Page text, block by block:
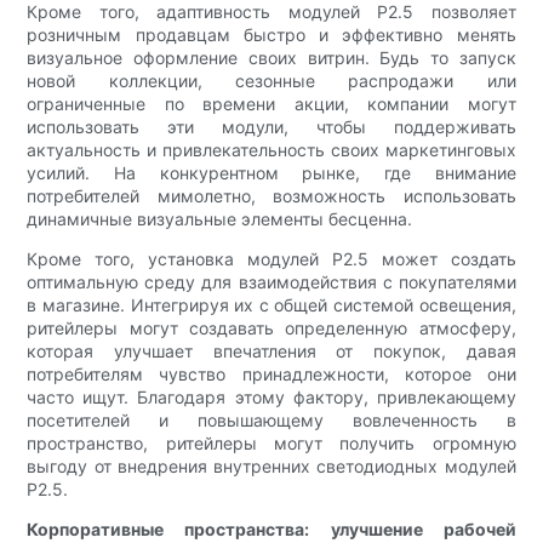
Кроме того, адаптивность модулей P2.5 позволяет
розничным продавцам быстро и эффективно менять
визуальное оформление своих витрин. Будь то запуск
новой коллекции, сезонные распродажи или
ограниченные по времени акции, компании могут
использовать эти модули, чтобы поддерживать
актуальность и привлекательность своих маркетинговых
усилий. На конкурентном рынке, где внимание
потребителей мимолетно, возможность использовать
динамичные визуальные элементы бесценна.
Кроме того, установка модулей P2.5 может создать
оптимальную среду для взаимодействия с покупателями
в магазине. Интегрируя их с общей системой освещения,
ритейлеры могут создавать определенную атмосферу,
которая улучшает впечатления от покупок, давая
потребителям чувство принадлежности, которое они
часто ищут. Благодаря этому фактору, привлекающему
посетителей и повышающему вовлеченность в
пространство, ритейлеры могут получить огромную
выгоду от внедрения внутренних светодиодных модулей
P2.5.
Корпоративные пространства: улучшение рабочей